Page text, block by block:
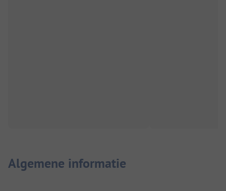
Algemene informatie